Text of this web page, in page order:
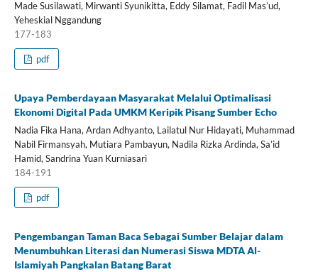
Made Susilawati, Mirwanti Syunikitta, Eddy Silamat, Fadil Mas’ud,
Yeheskial Nggandung
177-183
pdf
Upaya Pemberdayaan Masyarakat Melalui Optimalisasi
Ekonomi Digital Pada UMKM Keripik Pisang Sumber Echo
Nadia Fika Hana, Ardan Adhyanto, Lailatul Nur Hidayati, Muhammad
Nabil Firmansyah, Mutiara Pambayun, Nadila Rizka Ardinda, Sa’id
Hamid, Sandrina Yuan Kurniasari
184-191
pdf
Pengembangan Taman Baca Sebagai Sumber Belajar dalam
Menumbuhkan Literasi dan Numerasi Siswa MDTA Al-
Islamiyah Pangkalan Batang Barat